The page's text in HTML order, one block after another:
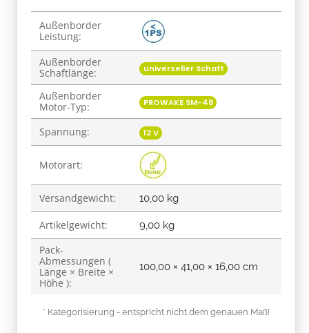
Produkteigenschaft
Wert
Außenborder
Leistung:
Außenborder
Schaftlänge:
universeller Schaft
Außenborder
Motor-Typ:
PROWAKE SM-48
Spannung: 12 V
Motorart:
Versandgewicht: 10,00 kg
Artikelgewicht: 9,00 kg
Pack-
Abmessungen (
Länge × Breite ×
Höhe ):
100,00 × 41,00 × 16,00 cm
* Kategorisierung - entspricht nicht dem genauen Maß!